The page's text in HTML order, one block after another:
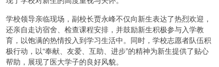
学校领导亲临现场，副校长贾永峰不仅向新生表达了热烈欢迎，
还亲自走访宿舍、检查课程安排，并鼓励新生积极参与入学教
育，以饱满的热情投入到学习生活中。同时，学校志愿者队伍积
极行动，以“奉献、友爱、互助、进步”的精神为新生提供了贴心
帮助，展现了医大学子的良好风貌。